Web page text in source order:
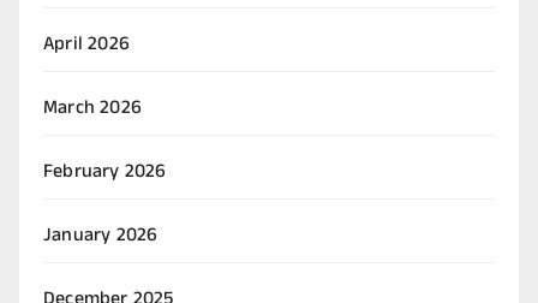
April 2026
March 2026
February 2026
January 2026